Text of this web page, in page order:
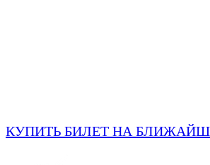
КУПИТЬ БИЛЕТ НА